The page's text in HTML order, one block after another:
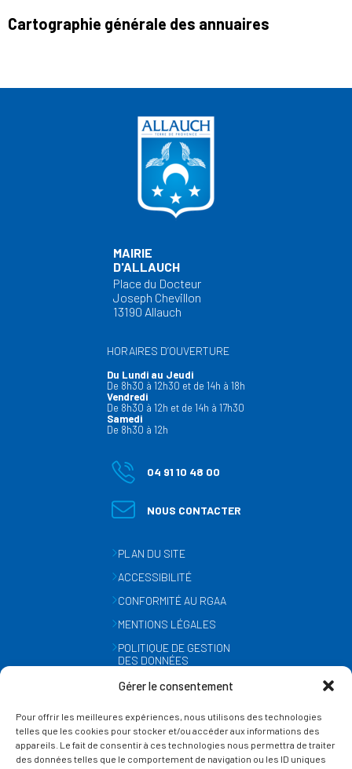
Gérer le consentement
Pour offrir les meilleures expériences, nous utilisons des technologies
telles que les cookies pour stocker et/ou accéder aux informations des
appareils. Le fait de consentir à ces technologies nous permettra de traiter
des données telles que le comportement de navigation ou les ID uniques
Cartographie générale des annuaires
MAIRIE
D'ALLAUCH
Place du Docteur
Joseph Chevillon
13190 Allauch
HORAIRES D’OUVERTURE
Du Lundi au Jeudi
De 8h30 à 12h30 et de 14h à 18h
Vendredi
De 8h30 à 12h et de 14h à 17h30
Samedi
De 8h30 à 12h
04 91 10 48 00
NOUS CONTACTER
PLAN DU SITE
ACCESSIBILITÉ
CONFORMITÉ AU RGAA
MENTIONS LÉGALES
POLITIQUE DE GESTION
DES DONNÉES
GESTION DES COOKIES